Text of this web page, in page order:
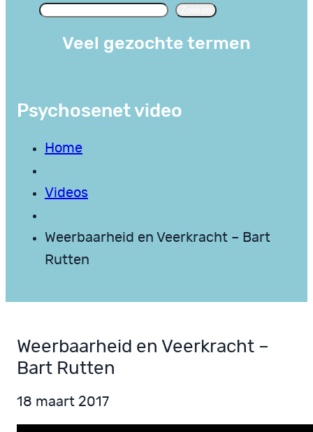
Veel gezochte termen
Psychosenet video
Home
Videos
Weerbaarheid en Veerkracht – Bart
Rutten
Weerbaarheid en Veerkracht –
Bart Rutten
18 maart 2017